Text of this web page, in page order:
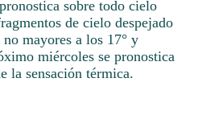
sobre todo cielo
de cielo despejado
mayores a los 17° y
miércoles se pronostica
la sensación térmica.